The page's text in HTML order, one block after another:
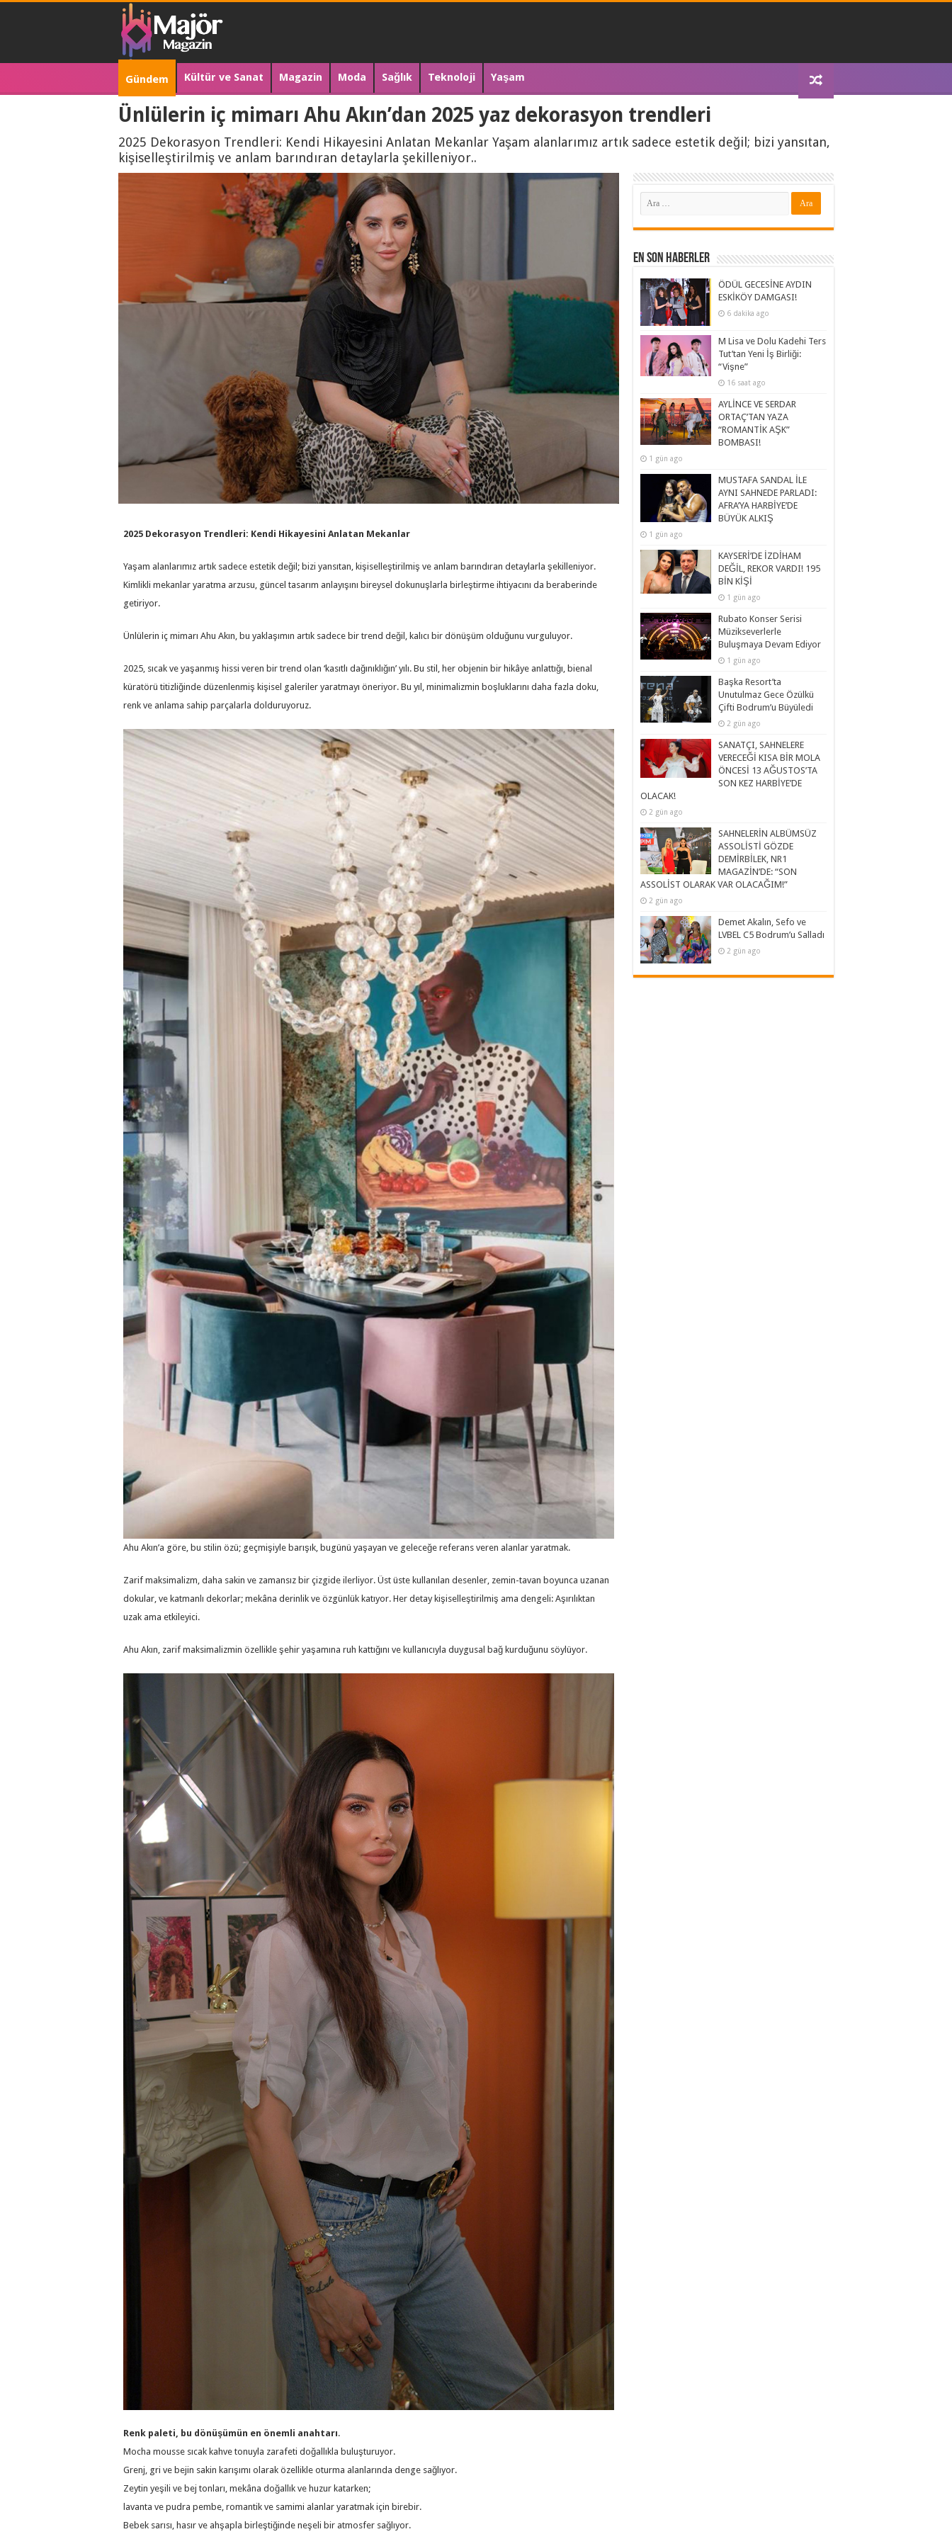
Gündem Kültür ve Sanat Magazin Moda Sağlık Teknoloji Yaşam
Ünlülerin iç mimarı Ahu Akın’dan 2025 yaz dekorasyon trendleri
2025 Dekorasyon Trendleri: Kendi Hikayesini Anlatan Mekanlar Yaşam alanlarımız artık sadece estetik değil; bizi yansıtan,
kişiselleştirilmiş ve anlam barındıran detaylarla şekilleniyor..
2025 Dekorasyon Trendleri: Kendi Hikayesini Anlatan Mekanlar
Yaşam alanlarımız artık sadece estetik değil; bizi yansıtan, kişiselleştirilmiş ve anlam barındıran detaylarla şekilleniyor.
Kimlikli mekanlar yaratma arzusu, güncel tasarım anlayışını bireysel dokunuşlarla birleştirme ihtiyacını da beraberinde
getiriyor.
Ünlülerin iç mimarı Ahu Akın, bu yaklaşımın artık sadece bir trend değil, kalıcı bir dönüşüm olduğunu vurguluyor.
2025, sıcak ve yaşanmış hissi veren bir trend olan ‘kasıtlı dağınıklığın’ yılı. Bu stil, her objenin bir hikâye anlattığı, bienal
küratörü titizliğinde düzenlenmiş kişisel galeriler yaratmayı öneriyor. Bu yıl, minimalizmin boşluklarını daha fazla doku,
renk ve anlama sahip parçalarla dolduruyoruz.
Ahu Akın’a göre, bu stilin özü; geçmişiyle barışık, bugünü yaşayan ve geleceğe referans veren alanlar yaratmak.
Zarif maksimalizm, daha sakin ve zamansız bir çizgide ilerliyor. Üst üste kullanılan desenler, zemin-tavan boyunca uzanan
dokular, ve katmanlı dekorlar; mekâna derinlik ve özgünlük katıyor. Her detay kişiselleştirilmiş ama dengeli: Aşırılıktan
uzak ama etkileyici.
Ahu Akın, zarif maksimalizmin özellikle şehir yaşamına ruh kattığını ve kullanıcıyla duygusal bağ kurduğunu söylüyor.
Renk paleti, bu dönüşümün en önemli anahtarı.
Mocha mousse sıcak kahve tonuyla zarafeti doğallıkla buluşturuyor.
Grenj, gri ve bejin sakin karışımı olarak özellikle oturma alanlarında denge sağlıyor.
Zeytin yeşili ve bej tonları, mekâna doğallık ve huzur katarken;
lavanta ve pudra pembe, romantik ve samimi alanlar yaratmak için birebir.
Bebek sarısı, hasır ve ahşapla birleştiğinde neşeli bir atmosfer sağlıyor.
En Son Haberler
ÖDÜL GECESİNE AYDIN
ESKİKÖY DAMGASI!
6 dakika ago
M Lisa ve Dolu Kadehi Ters
Tut’tan Yeni İş Birliği:
“Vişne”
16 saat ago
AYLİNCE VE SERDAR
ORTAÇ’TAN YAZA
“ROMANTİK AŞK”
BOMBASI!
1 gün ago
MUSTAFA SANDAL İLE
AYNI SAHNEDE PARLADI:
AFRA’YA HARBİYE’DE
BÜYÜK ALKIŞ
1 gün ago
KAYSERİ’DE İZDİHAM
DEĞİL, REKOR VARDI! 195
BİN KİŞİ
1 gün ago
Rubato Konser Serisi
Müzikseverlerle
Buluşmaya Devam Ediyor
1 gün ago
Başka Resort’ta
Unutulmaz Gece Özülkü
Çifti Bodrum’u Büyüledi
2 gün ago
SANATÇI, SAHNELERE
VERECEĞİ KISA BİR MOLA
ÖNCESİ 13 AĞUSTOS’TA
SON KEZ HARBİYE’DE
OLACAK!
2 gün ago
SAHNELERİN ALBÜMSÜZ
ASSOLİSTİ GÖZDE
DEMİRBİLEK, NR1
MAGAZİN’DE: “SON
ASSOLİST OLARAK VAR OLACAĞIM!”
2 gün ago
Demet Akalın, Sefo ve
LVBEL C5 Bodrum’u Salladı
2 gün ago